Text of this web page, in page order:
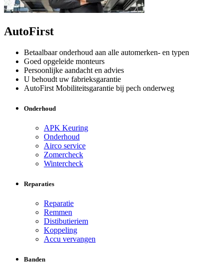
AutoFirst
Betaalbaar onderhoud aan alle automerken- en typen
Goed opgeleide monteurs
Persoonlijke aandacht en advies
U behoudt uw fabrieksgarantie
AutoFirst Mobiliteitsgarantie bij pech onderweg
Onderhoud
APK Keuring
Onderhoud
Airco service
Zomercheck
Wintercheck
Reparaties
Reparatie
Remmen
Distibutieriem
Koppeling
Accu vervangen
Banden